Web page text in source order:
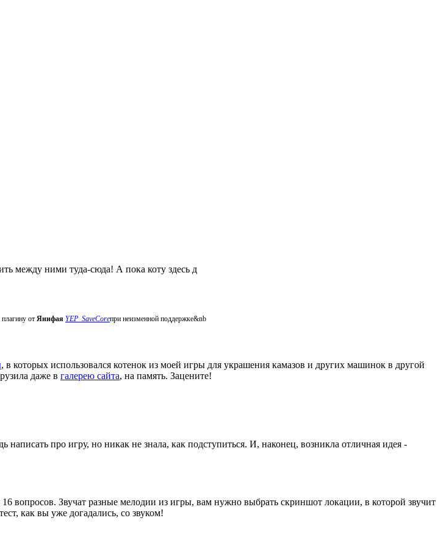
между ними туда-сюда! А пока коту здесь д
от Янифая YEP_SaveCoreпри неизменной поддержке&nb
, в которых использовался котенок из моей игры для украшения камазов и других машинок в другой
даже в галерею сайта, на память. Зацените!
написать про игру, но никак не знала, как подступиться. И, наконец, возникла отличная идея -
вопросов. Звучат разные мелодии из игры, вам нужно выбрать скриншот локации, в которой звучит
как вы уже догадались, со звуком!